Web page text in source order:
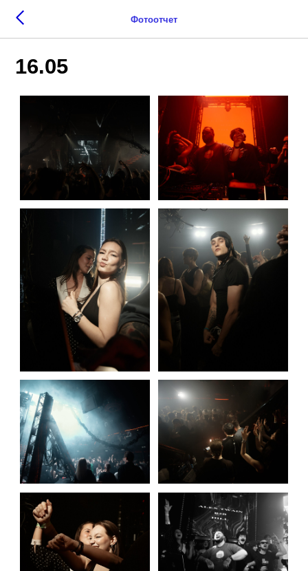
Фотоотчет
16.05